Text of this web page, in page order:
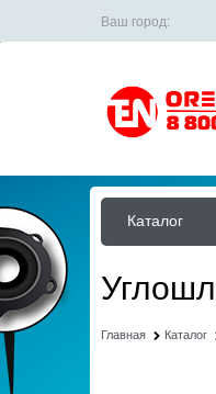
Ваш город:
Каталог
Главная Каталог